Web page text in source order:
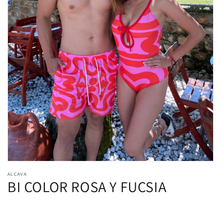
elemento
1
en
ALCAVA
BI COLOR ROSA Y FUCSIA